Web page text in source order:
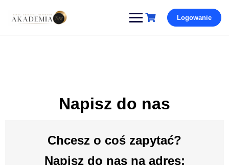
Logowanie
Napisz do nas
Chcesz o coś zapytać?
Napisz do nas na adres: